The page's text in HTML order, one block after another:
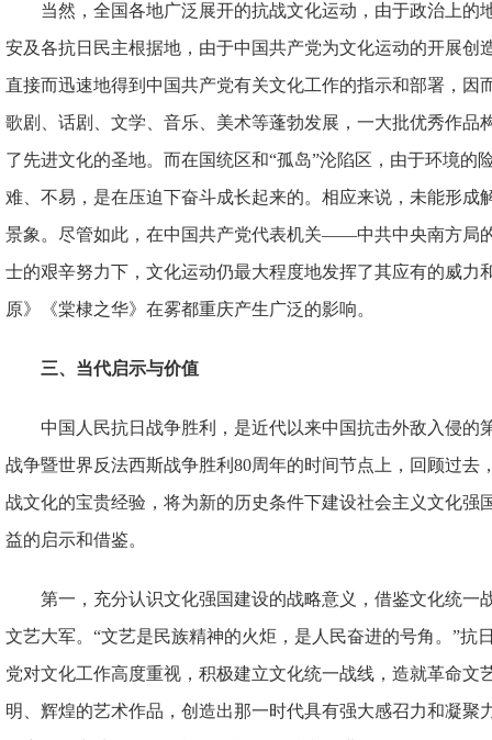
当然，全国各地广泛展开的抗战文化运动，由于政治上的
安及各抗日民主根据地，由于中国共产党为文化运动的开展创
直接而迅速地得到中国共产党有关文化工作的指示和部署，因
歌剧、话剧、文学、音乐、美术等蓬勃发展，一大批优秀作品
了先进文化的圣地。而在国统区和“孤岛”沦陷区，由于环境的
难、不易，是在压迫下奋斗成长起来的。相应来说，未能形成
景象。尽管如此，在中国共产党代表机关——中共中央南方局
士的艰辛努力下，文化运动仍最大程度地发挥了其应有的威力
原》《棠棣之华》在雾都重庆产生广泛的影响。
三、当代启示与价值
中国人民抗日战争胜利，是近代以来中国抗击外敌入侵的
战争暨世界反法西斯战争胜利80周年的时间节点上，回顾过去
战文化的宝贵经验，将为新的历史条件下建设社会主义文化强
益的启示和借鉴。
第一，充分认识文化强国建设的战略意义，借鉴文化统一
文艺大军。“文艺是民族精神的火炬，是人民奋进的号角。”抗
党对文化工作高度重视，积极建立文化统一战线，造就革命文
明、辉煌的艺术作品，创造出那一时代具有强大感召力和凝聚